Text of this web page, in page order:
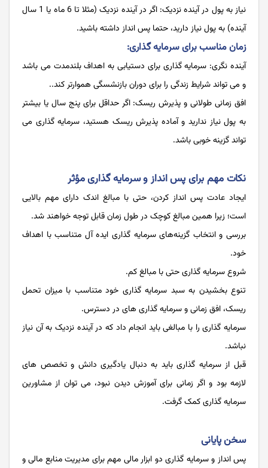
نیاز به پول در آینده نزدیک: اگر در آینده نزدیک (مثلا تا 6 ماه یا 1 سال
آینده) به پول نیاز دارید، حتما پس انداز داشته باشید.
زمان مناسب برای سرمایه گذاری:
آینده نگری: سرمایه گذاری برای دستیابی به اهداف بلندمدت می باشد
و می تواند شرایط زندگی را برای دوران بازنشسگی هموارتر کند..
افق زمانی طولانی و پذیرش ریسک: اگر حداقل برای پنج سال یا بیشتر
به پول نیاز ندارید و آماده پذیرش ریسک هستید، سرمایه گذاری می
تواند گزینه خوبی باشد.
نکات مهم برای پس انداز و سرمایه گذاری مؤثر
ایجاد عادت پس انداز کردن، حتی با مبالغ اندک دارای مهم بالایی
است؛ زیرا همین مبالغ کوچک در طول زمان قابل توجه خواهند شد.
بررسی و انتخاب گزینه‌های سرمایه گذاری ایده آل متناسب با اهداف
خود.
شروع سرمایه گذاری حتی با مبالغ کم.
تنوع بخشیدن به سبد سرمایه گذاری خود متناسب با میزان تحمل
ریسک، افق زمانی و سرمایه گذاری های در دسترس.
سرمایه گذاری را با مبالغی باید انجام داد که در آینده نزدیک به آن نیاز
نباشد.
قبل از سرمایه گذاری باید به دنبال یادگیری دانش و تخصص های
لازمه بود و اگر زمانی برای آموزش دیدن نبود، می توان از مشاورین
سرمایه گذاری کمک گرفت.
سخن پایانی
پس انداز و سرمایه گذاری دو ابزار مالی مهم برای مدیریت منابع مالی و